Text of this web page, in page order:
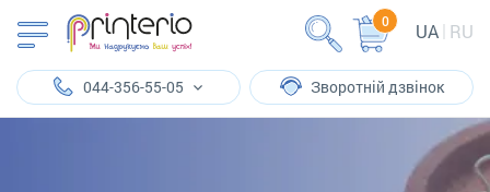
UA RU
0
044-356-55-05 Зворотній дзвінок